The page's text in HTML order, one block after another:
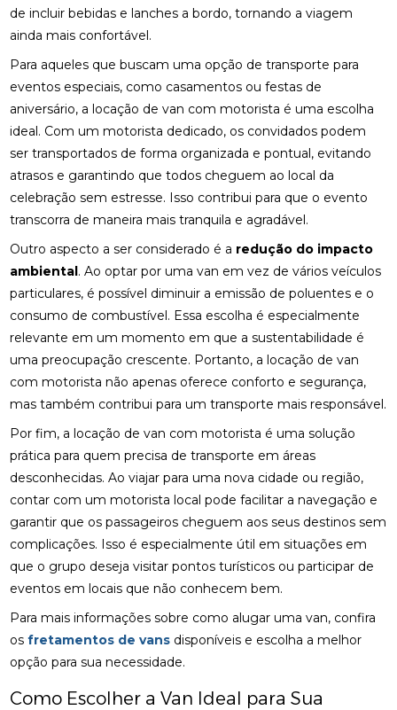
de incluir bebidas e lanches a bordo, tornando a viagem
ainda mais confortável.
Para aqueles que buscam uma opção de transporte para
eventos especiais, como casamentos ou festas de
aniversário, a locação de van com motorista é uma escolha
ideal. Com um motorista dedicado, os convidados podem
ser transportados de forma organizada e pontual, evitando
atrasos e garantindo que todos cheguem ao local da
celebração sem estresse. Isso contribui para que o evento
transcorra de maneira mais tranquila e agradável.
Outro aspecto a ser considerado é a redução do impacto
ambiental. Ao optar por uma van em vez de vários veículos
particulares, é possível diminuir a emissão de poluentes e o
consumo de combustível. Essa escolha é especialmente
relevante em um momento em que a sustentabilidade é
uma preocupação crescente. Portanto, a locação de van
com motorista não apenas oferece conforto e segurança,
mas também contribui para um transporte mais responsável.
Por fim, a locação de van com motorista é uma solução
prática para quem precisa de transporte em áreas
desconhecidas. Ao viajar para uma nova cidade ou região,
contar com um motorista local pode facilitar a navegação e
garantir que os passageiros cheguem aos seus destinos sem
complicações. Isso é especialmente útil em situações em
que o grupo deseja visitar pontos turísticos ou participar de
eventos em locais que não conhecem bem.
Para mais informações sobre como alugar uma van, confira
osfretamentos de vans disponíveis e escolha a melhor
opção para sua necessidade.
Como Escolher a Van Ideal para Sua